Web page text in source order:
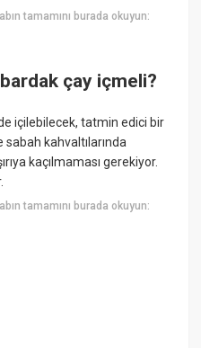
tamamını burada okuyun:
çay içmeli?
içilebilecek, tatmin edici bir
kahvaltılarında
kaçılmaması gerekiyor.
tamamını burada okuyun: